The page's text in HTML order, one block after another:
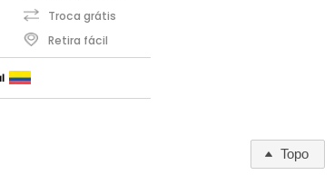
Topo
Troca grátis
Retira fácil